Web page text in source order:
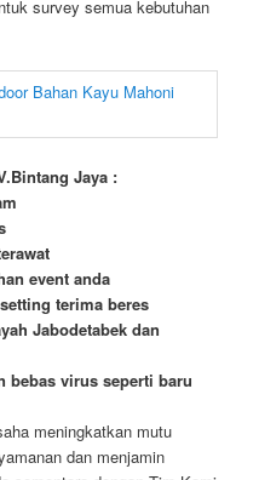
survey semua kebutuhan
Jaya :
event anda
terima beres
Jabodetabek dan
bebas virus seperti baru
meningkatkan mutu
dan menjamin